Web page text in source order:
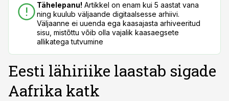
Tähelepanu! Artikkel on enam kui 5 aastat vana
ning kuulub väljaande digitaalsesse arhiivi.
Väljaanne ei uuenda ega kaasajasta arhiveeritud
sisu, mistõttu võib olla vajalik kaasaegsete
allikatega tutvumine
Eesti lähiriike laastab sigade
Aafrika katk